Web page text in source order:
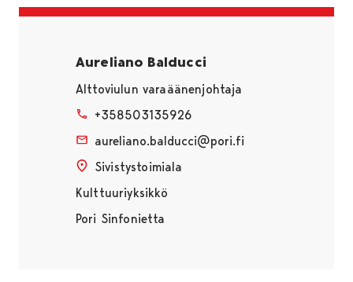
Aureliano Balducci
Alttoviulun varaäänenjohtaja
+358503135926
aureliano.balducci@pori.fi
Sivistystoimiala
Kulttuuriyksikkö
Pori Sinfonietta